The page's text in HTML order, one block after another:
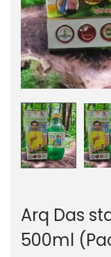
Arq Das
500ml